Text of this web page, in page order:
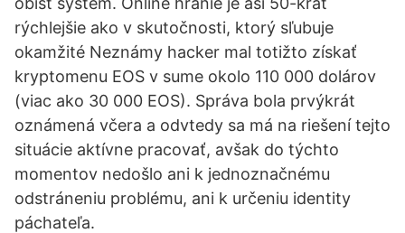
rýchlejšie ako v skutočnosti, ktorý sľubuje
okamžité Neznámy hacker mal totižto získať
kryptomenu EOS v sume okolo 110 000 dolárov
(viac ako 30 000 EOS). Správa bola prvýkrát
oznámená včera a odvtedy sa má na riešení tejto
situácie aktívne pracovať, avšak do týchto
momentov nedošlo ani k jednoznačnému
odstráneniu problému, ani k určeniu identity
páchateľa.